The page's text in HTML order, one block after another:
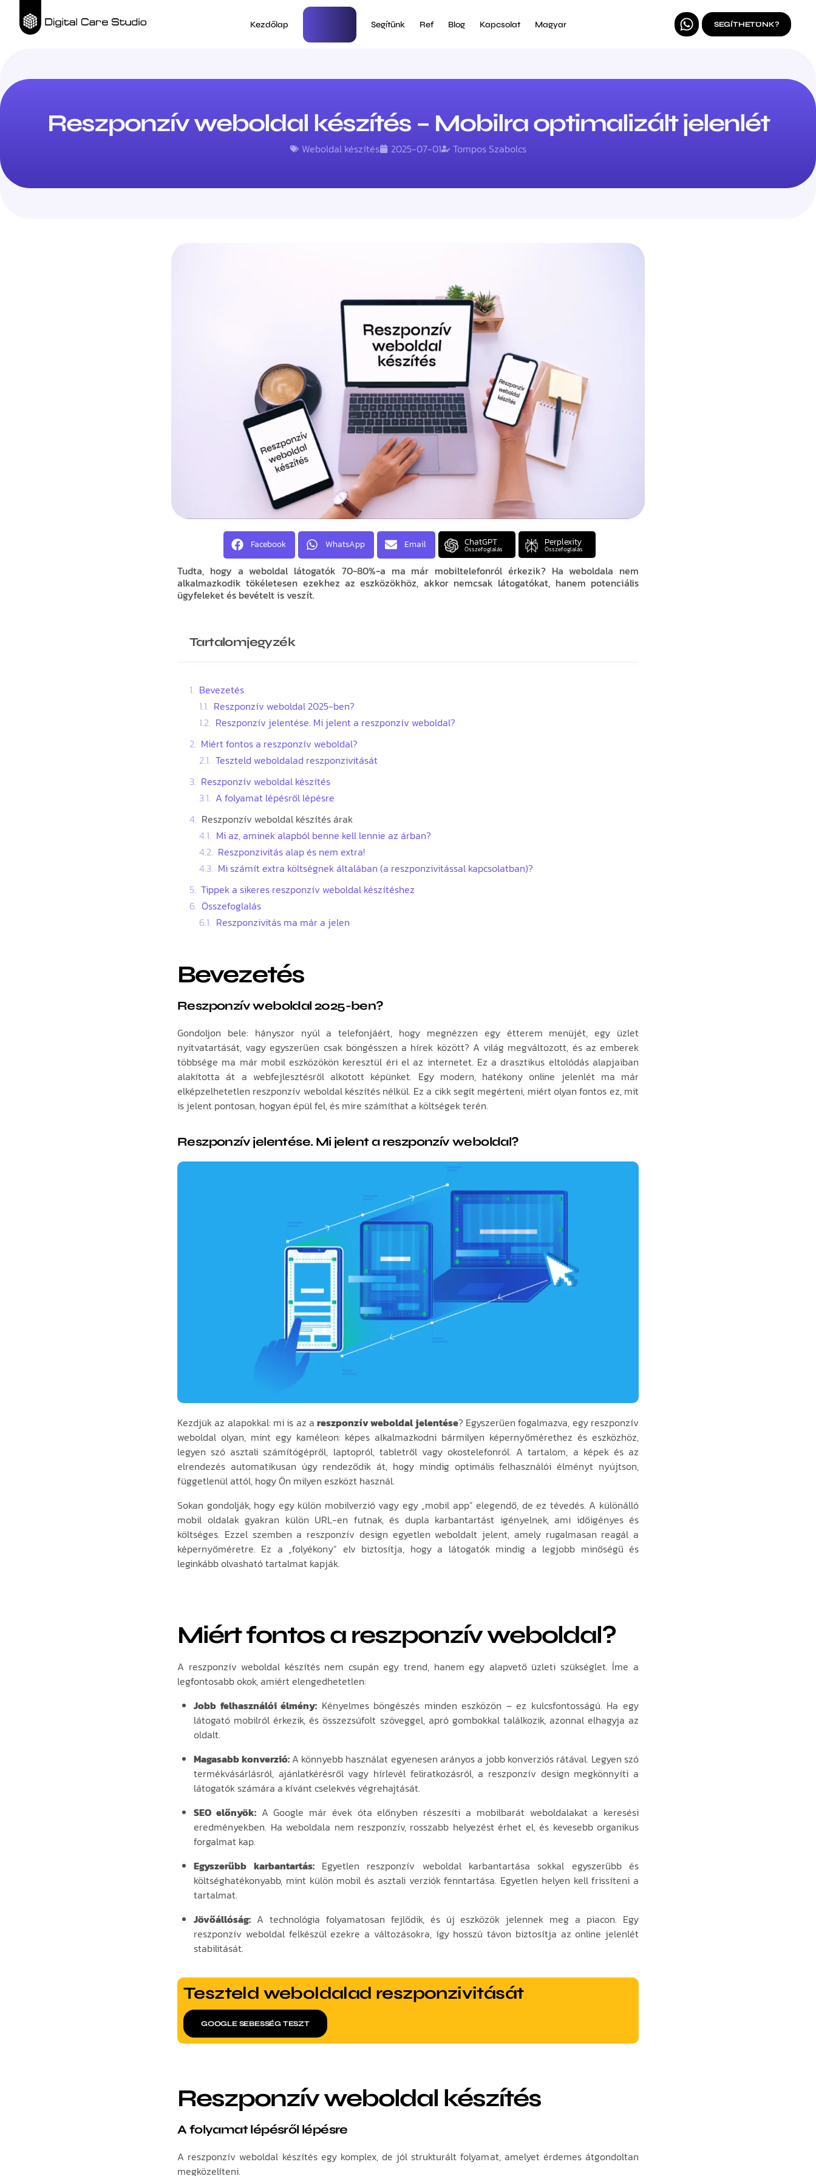
Kezdőlap Segítünk Ref Blog Kapcsolat Magyar SEGÍTHETÜNK?
Reszponzív weboldal készítés – Mobilra optimalizált jelenlét
Weboldal készítés 2025-07-01 Tompos Szabolcs
Facebook WhatsApp Email ChatGPT
Összefoglalás
Perplexity
Összefoglalás
Tudta, hogy a weboldal látogatók 70-80%-a ma már mobiltelefonról érkezik? Ha weboldala nem
alkalmazkodik tökéletesen ezekhez az eszközökhöz, akkor nemcsak látogatókat, hanem potenciális
ügyfeleket és bevételt is veszít.
Tartalomjegyzék
Bevezetés
Reszponzív weboldal 2025-ben?
Reszponzív jelentése. Mi jelent a reszponzív weboldal?
Miért fontos a reszponzív weboldal?
Teszteld weboldalad reszponzivitását
Reszponzív weboldal készítés
A folyamat lépésről lépésre
Reszponzív weboldal készítés árak
Mi az, aminek alapból benne kell lennie az árban?
Reszponzivitás alap és nem extra!
Mi számít extra költségnek általában (a reszponzivitással kapcsolatban)?
Tippek a sikeres reszponzív weboldal készítéshez
Összefoglalás
Reszponzivitás ma már a jelen
Bevezetés
Reszponzív weboldal 2025-ben?
Gondoljon bele: hányszor nyúl a telefonjáért, hogy megnézzen egy étterem menüjét, egy üzlet
nyitvatartását, vagy egyszerűen csak böngésszen a hírek között? A világ megváltozott, és az emberek
többsége ma már mobil eszközökön keresztül éri el az internetet. Ez a drasztikus eltolódás alapjaiban
alakította át a webfejlesztésről alkotott képünket. Egy modern, hatékony online jelenlét ma már
elképzelhetetlen reszponzív weboldal készítés nélkül. Ez a cikk segít megérteni, miért olyan fontos ez, mit
is jelent pontosan, hogyan épül fel, és mire számíthat a költségek terén.
Reszponzív jelentése. Mi jelent a reszponzív weboldal?
Kezdjük az alapokkal: mi is az areszponzív weboldal jelentése? Egyszerűen fogalmazva, egy reszponzív
weboldal olyan, mint egy kaméleon: képes alkalmazkodni bármilyen képernyőmérethez és eszközhöz,
legyen szó asztali számítógépről, laptopról, tabletről vagy okostelefonról. A tartalom, a képek és az
elrendezés automatikusan úgy rendeződik át, hogy mindig optimális felhasználói élményt nyújtson,
függetlenül attól, hogy Ön milyen eszközt használ.
Sokan gondolják, hogy egy külön mobilverzió vagy egy „mobil app” elegendő, de ez tévedés. A különálló
mobil oldalak gyakran külön URL-en futnak, és dupla karbantartást igényelnek, ami időigényes és
költséges. Ezzel szemben a reszponzív design egyetlen weboldalt jelent, amely rugalmasan reagál a
képernyőméretre. Ez a „folyékony” elv biztosítja, hogy a látogatók mindig a legjobb minőségű és
leginkább olvasható tartalmat kapják.
Miért fontos a reszponzív weboldal?
A reszponzív weboldal készítés nem csupán egy trend, hanem egy alapvető üzleti szükséglet. Íme a
legfontosabb okok, amiért elengedhetetlen:
Jobb felhasználói élmény: Kényelmes böngészés minden eszközön – ez kulcsfontosságú. Ha egy
látogató mobilról érkezik, és összezsúfolt szöveggel, apró gombokkal találkozik, azonnal elhagyja az
oldalt.
Magasabb konverzió:A könnyebb használat egyenesen arányos a jobb konverziós rátával. Legyen szó
termékvásárlásról, ajánlatkérésről vagy hírlevél feliratkozásról, a reszponzív design megkönnyíti a
látogatók számára a kívánt cselekvés végrehajtását.
SEO előnyök:A Google már évek óta előnyben részesíti a mobilbarát weboldalakat a keresési
eredményekben. Ha weboldala nem reszponzív, rosszabb helyezést érhet el, és kevesebb organikus
forgalmat kap.
Egyszerűbb karbantartás:Egyetlen reszponzív weboldal karbantartása sokkal egyszerűbb és
költséghatékonyabb, mint külön mobil és asztali verziók fenntartása. Egyetlen helyen kell frissíteni a
tartalmat.
Jövőállóság: A technológia folyamatosan fejlődik, és új eszközök jelennek meg a piacon. Egy
reszponzív weboldal felkészül ezekre a változásokra, így hosszú távon biztosítja az online jelenlét
stabilitását.
Teszteld weboldalad reszponzivitását
GOOGLE SEBESSÉG TESZT
Reszponzív weboldal készítés
A folyamat lépésről lépésre
A reszponzív weboldal készítés egy komplex, de jól strukturált folyamat, amelyet érdemes átgondoltan
megközelíteni.